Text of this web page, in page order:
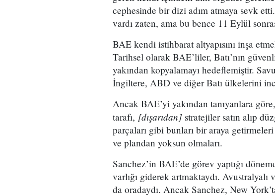
cephesinde bir dizi adım atmaya sevk
vardı zaten, ama bu bence 11 Eylül
BAE kendi istihbarat altyapısını inşa
Tarihsel olarak BAE’liler, Batı’nın
yakından kopyalamayı hedeflemiştir.
İngiltere, ABD ve diğer Batı ülkelerini
Ancak BAE’yi yakından tanıyanlara
tarafı, [dışarıdan] stratejiler satın alıp
parçaları gibi bunları bir araya
ve plandan yoksun olmaları.
Sanchez’in BAE’de görev yaptığı
varlığı giderek artmaktaydı.
da oradaydı. Ancak Sanchez, New